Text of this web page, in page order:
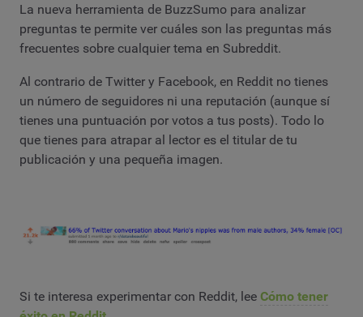
La nueva herramienta de BuzzSumo para analizar
preguntas te permite ver cuáles son las preguntas más
frecuentes sobre cualquier tema en Subreddit.
Al contrario de Twitter y Facebook, en Reddit no tienes
un número de seguidores ni una reputación (aunque sí
tienes una puntuación por votos a tus posts). Todo lo
que tienes para atrapar al lector es el titular de tu
publicación y una pequeña imagen.
Si te interesa experimentar con Reddit, lee Cómo tener